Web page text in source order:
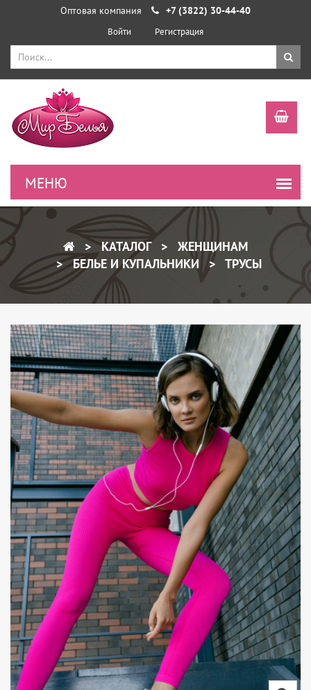
Оптовая компания +7 (3822) 30-44-40
Войти Регистрация
КАТАЛОГ
ЖЕНЩИНАМ
БЕЛЬЕ И КУПАЛЬНИКИ
ТРУСЫ